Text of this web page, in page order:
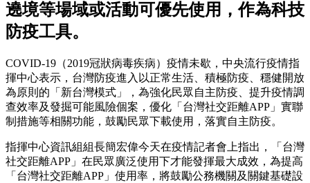
遶境等場域或活動可優先使用，作為科技
防疫工具。
COVID-19（2019冠狀病毒疾病）疫情未歇，中央流行疫情指
揮中心表示，台灣防疫進入以正常生活、積極防疫、穩健開放
為原則的「新台灣模式」，為強化民眾自主防疫、提升疫情調
查效率及發掘可能風險個案，優化「台灣社交距離APP」實聯
制措施等相關功能，鼓勵民眾下載使用，落實自主防疫。
指揮中心資訊組組長簡宏偉今天在疫情記者會上指出，「台灣
社交距離APP」在民眾廣泛使用下才能發揮最大成效，為提高
「台灣社交距離APP」使用率，將鼓勵公務機關及關鍵基礎設